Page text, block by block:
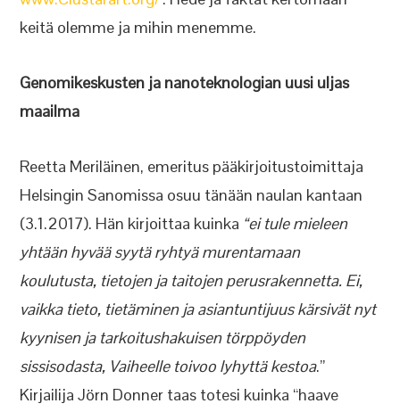
keitä olemme ja mihin menemme.
Genomikeskusten ja nanoteknologian uusi uljas
maailma
Reetta Meriläinen, emeritus pääkirjoitustoimittaja
Helsingin Sanomissa osuu tänään naulan kantaan
(3.1.2017). Hän kirjoittaa kuinka “ei tule mieleen
yhtään hyvää syytä ryhtyä murentamaan
koulutusta, tietojen ja taitojen perusrakennetta. Ei,
vaikka tieto, tietäminen ja asiantuntijuus kärsivät nyt
kyynisen ja tarkoitushakuisen törppöyden
sissisodasta, Vaiheelle toivoo lyhyttä kestoa.”
Kirjailija Jörn Donner taas totesi kuinka “haave